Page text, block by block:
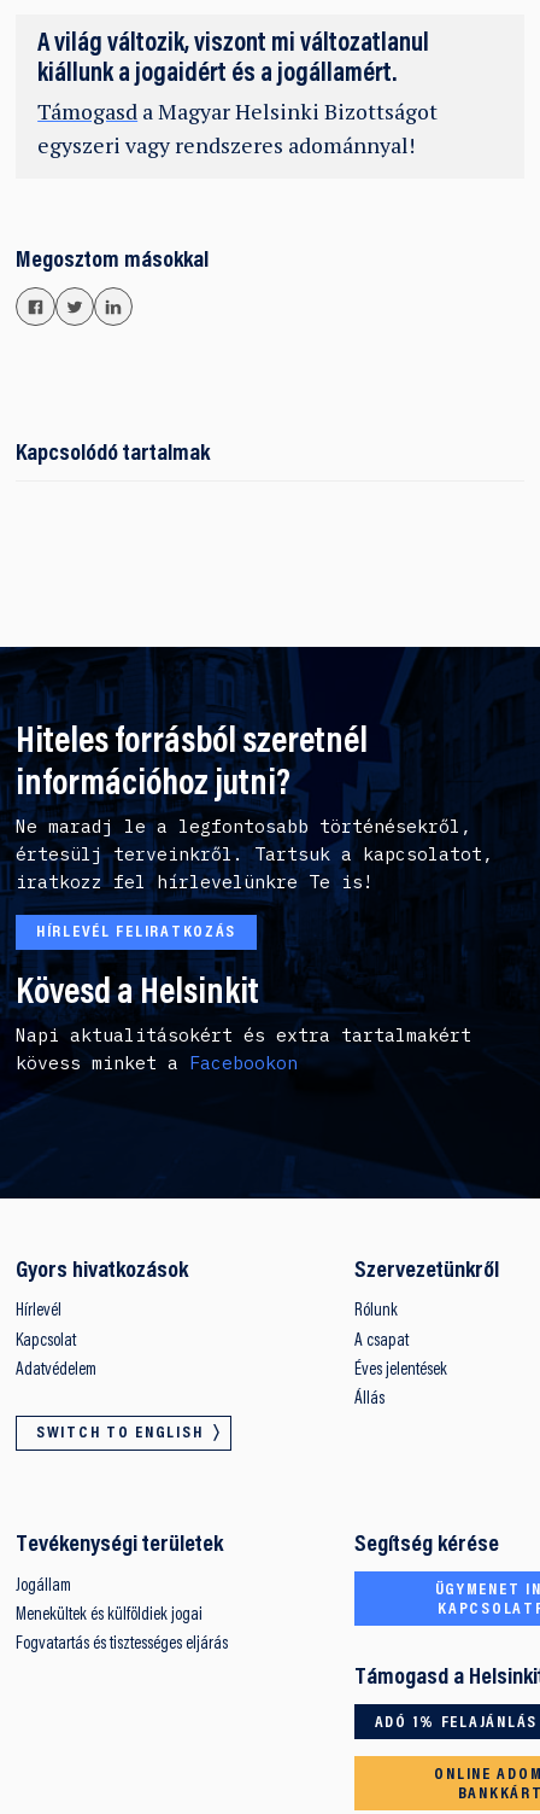
A világ változik, viszont mi változatlanul
kiállunk a jogaidért és a jogállamért.
Támogasd a Magyar Helsinki Bizottságot
egyszeri vagy rendszeres adománnyal!
Megosztom másokkal
Kapcsolódó tartalmak
Hiteles forrásból szeretnél
információhoz jutni?
Ne maradj le a legfontosabb történésekről,
értesülj terveinkről. Tartsuk a kapcsolatot,
iratkozz fel hírlevelünkre Te is!
HÍRLEVÉL FELIRATKOZÁS
Kövesd a Helsinkit
Napi aktualitásokért és extra tartalmakért
kövess minket a Facebookon
Gyors hivatkozások
Hírlevél
Kapcsolat
Adatvédelem
SWITCH TO ENGLISH
Szervezetünkről
Rólunk
A csapat
Éves jelentések
Állás
Tevékenységi területek
Jogállam
Menekültek és külföldiek jogai
Fogvatartás és tisztességes eljárás
Segítség kérése
ÜGYMENET
Támogasd a
ADÓ 1% FELAJÁNLÁS
ONLINE